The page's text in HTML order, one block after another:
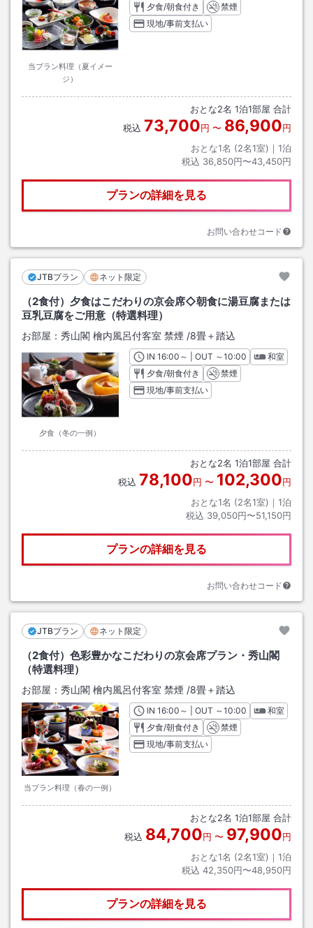
当プラン料理（夏イメー
ジ）
夕食/朝食付き
禁煙
現地/事前支払い
おとな2名 1泊1部屋 合計
税込 73,700円 〜 86,900円
おとな1名 (2名1室)｜ 1泊
税込 36,850円〜43,450円
プランの詳細を見る
お問い合わせコード
JTBプラン ネット限定
（2食付）夕食はこだわりの京会席◇朝食に湯豆腐または
豆乳豆腐をご用意（特選料理）
お部屋： 秀山閣 檜内風呂付客室 禁煙 /8畳＋踏込
夕食（冬の一例）
INチェックイン
16:00 ～ | OUT チェックアウト
～10:00
和室
夕食/朝食付き
禁煙
現地/事前支払い
おとな2名 1泊1部屋 合計
税込 78,100円 〜 102,300円
おとな1名 (2名1室)｜ 1泊
税込 39,050円〜51,150円
プランの詳細を見る
お問い合わせコード
JTBプラン ネット限定
（2食付）色彩豊かなこだわりの京会席プラン・秀山閣
（特選料理）
お部屋： 秀山閣 檜内風呂付客室 禁煙 /8畳＋踏込
当プラン料理（春の一例）
INチェックイン
16:00 ～ | OUT チェックアウト
～10:00
和室
夕食/朝食付き
禁煙
現地/事前支払い
おとな2名 1泊1部屋 合計
税込 84,700円 〜 97,900円
おとな1名 (2名1室)｜ 1泊
税込 42,350円〜48,950円
プランの詳細を見る